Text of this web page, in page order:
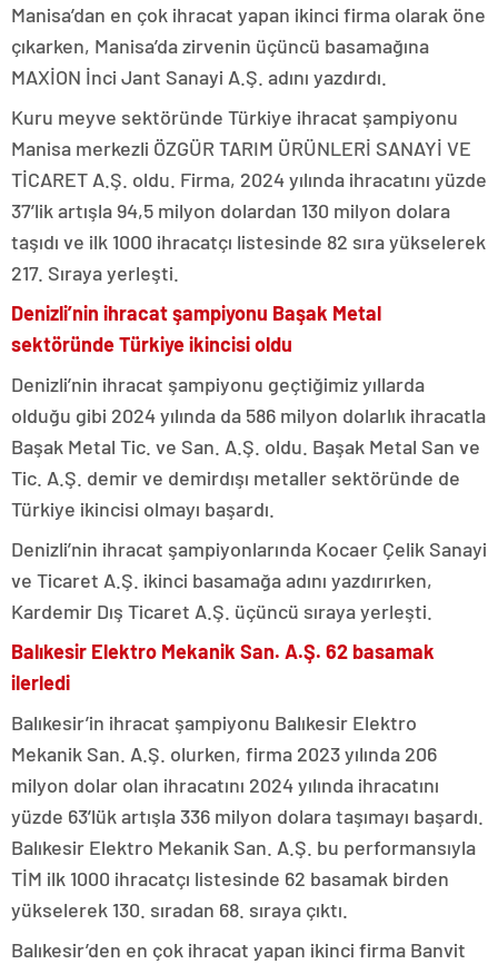
Manisa’dan en çok ihracat yapan ikinci firma olarak öne
çıkarken, Manisa’da zirvenin üçüncü basamağına
MAXİON İnci Jant Sanayi A.Ş. adını yazdırdı.
Kuru meyve sektöründe Türkiye ihracat şampiyonu
Manisa merkezli ÖZGÜR TARIM ÜRÜNLERİ SANAYİ VE
TİCARET A.Ş. oldu. Firma, 2024 yılında ihracatını yüzde
37’lik artışla 94,5 milyon dolardan 130 milyon dolara
taşıdı ve ilk 1000 ihracatçı listesinde 82 sıra yükselerek
217. Sıraya yerleşti.
Denizli’nin ihracat şampiyonu Başak Metal
sektöründe Türkiye ikincisi oldu
Denizli’nin ihracat şampiyonu geçtiğimiz yıllarda
olduğu gibi 2024 yılında da 586 milyon dolarlık ihracatla
Başak Metal Tic. ve San. A.Ş. oldu. Başak Metal San ve
Tic. A.Ş. demir ve demirdışı metaller sektöründe de
Türkiye ikincisi olmayı başardı.
Denizli’nin ihracat şampiyonlarında Kocaer Çelik Sanayi
ve Ticaret A.Ş. ikinci basamağa adını yazdırırken,
Kardemir Dış Ticaret A.Ş. üçüncü sıraya yerleşti.
Balıkesir Elektro Mekanik San. A.Ş. 62 basamak
ilerledi
Balıkesir’in ihracat şampiyonu Balıkesir Elektro
Mekanik San. A.Ş. olurken, firma 2023 yılında 206
milyon dolar olan ihracatını 2024 yılında ihracatını
yüzde 63’lük artışla 336 milyon dolara taşımayı başardı.
Balıkesir Elektro Mekanik San. A.Ş. bu performansıyla
TİM ilk 1000 ihracatçı listesinde 62 basamak birden
yükselerek 130. sıradan 68. sıraya çıktı.
Balıkesir’den en çok ihracat yapan ikinci firma Banvit